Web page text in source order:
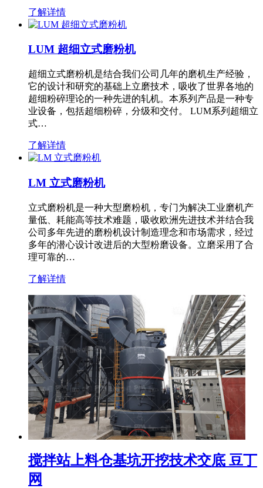
了解详情
LUM 超细立式磨粉机
超细立式磨粉机是结合我们公司几年的磨机生产经验，
它的设计和研究的基础上立磨技术，吸收了世界各地的
超细粉碎理论的一种先进的轧机。本系列产品是一种专
业设备，包括超细粉碎，分级和交付。 LUM系列超细立
式…
了解详情
LM 立式磨粉机
立式磨粉机是一种大型磨粉机，专门为解决工业磨机产
量低、耗能高等技术难题，吸收欧洲先进技术并结合我
公司多年先进的磨粉机设计制造理念和市场需求，经过
多年的潜心设计改进后的大型粉磨设备。立磨采用了合
理可靠的…
了解详情
搅拌站上料仓基坑开挖技术交底 豆丁
网